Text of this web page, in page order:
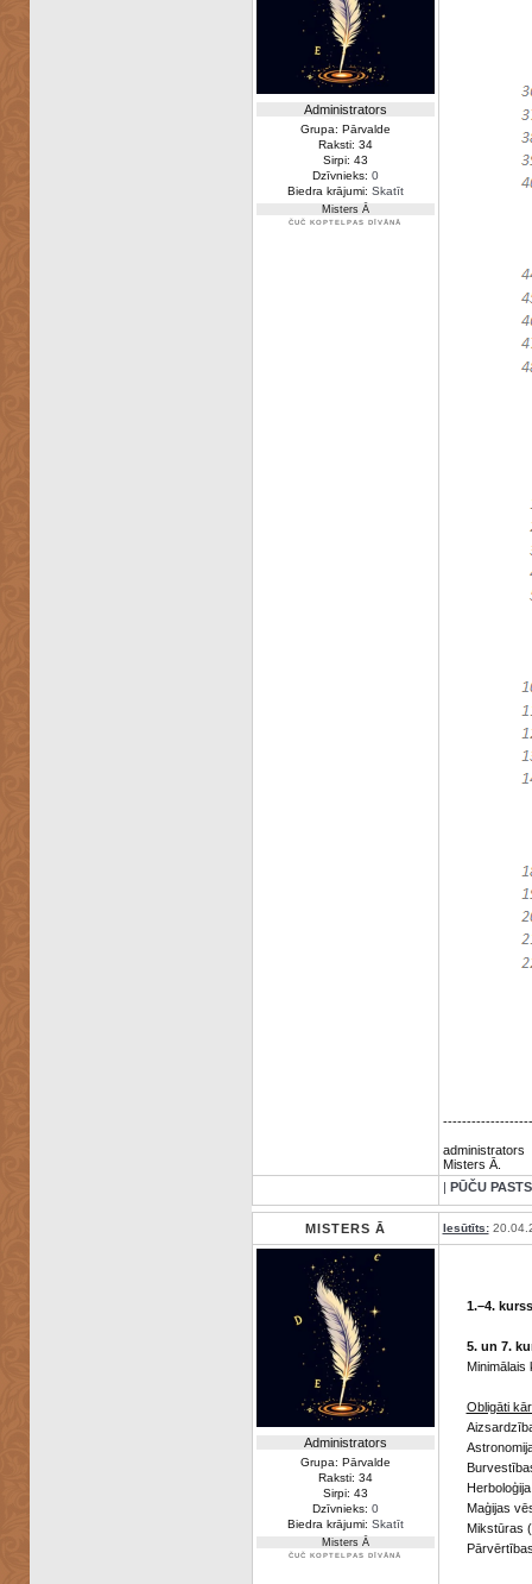
Administrators
Grupa: Pārvalde
Raksti: 34
Sirpi: 43
Dzīvnieks: 0
Biedra krājumi: Skatīt
Misters Ā
ČUČ KOPTELPAS DĪVĀNĀ
administrators
Misters Ā.
| PŪČU PASTS
MISTERS Ā Iesūtīts:
Administrators
Grupa: Pārvalde
Raksti: 34
Sirpi: 43
Dzīvnieks: 0
Biedra krājumi: Skatīt
Misters Ā
ČUČ KOPTELPAS DĪVĀNĀ
1.–4.
5. un 7.
Minimālais
Obligāti
Maģijas
Mikstūras